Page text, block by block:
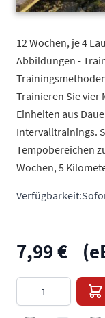
12 Wochen, je 4
Abbildungen -
Trainieren Sie vier
Einheiten aus
Intervalltrainings.
Tempobereichen
Wochen, 5
Verfügbarkeit:
7,99 €